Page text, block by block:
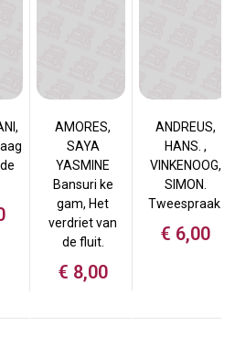
AMORES,
SAYA
YASMINE
Bansuri ke
gam, Het
verdriet van
de fluit.
€ 8,00
ANDREUS,
HANS. ,
VINKENOOG,
SIMON.
Tweespraak.
€ 6,00